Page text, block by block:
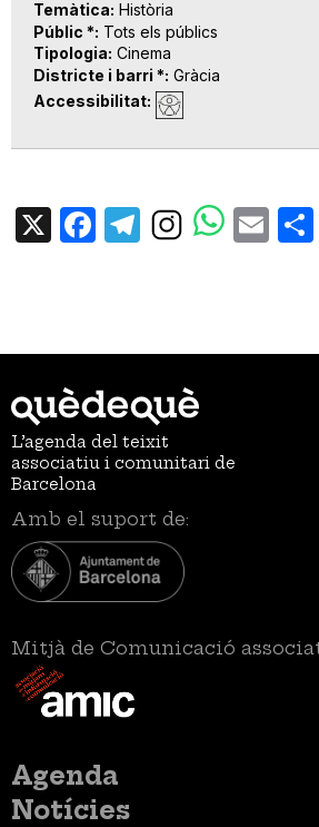
Temàtica Història
Públic * Tots els públics
Tipologia Cinema
Districte i barri * Gràcia
Accessibilitat
X Facebook
Telegram
L’agenda del teixit
associatiu i comunitari de
Barcelona
Amb el suport de:
Mitjà de Comunicació
Menú
principal
Agenda
Notícies